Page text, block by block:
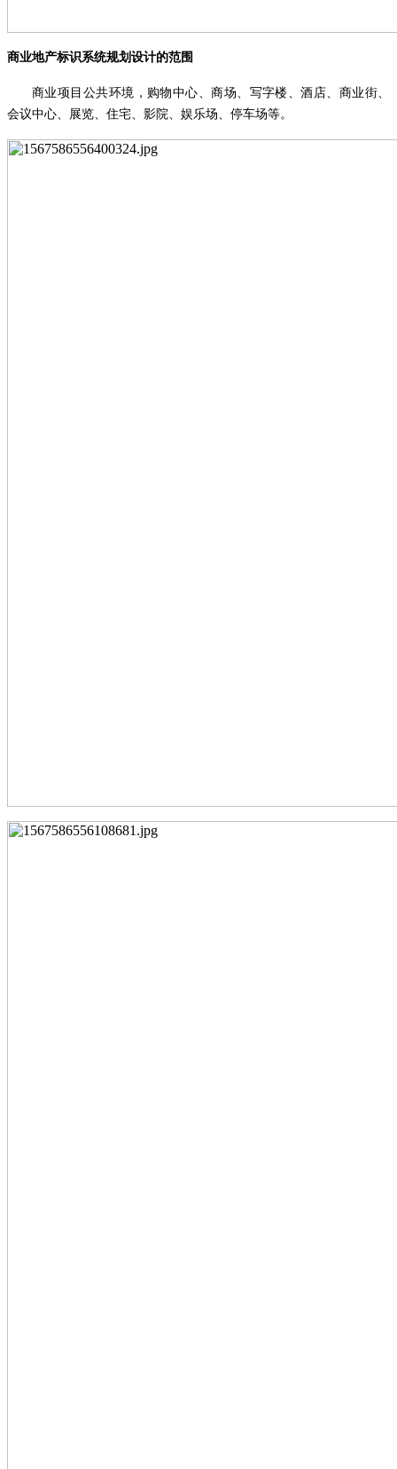
商业地产标识系统规划设计的范围
商业项目公共环境，购物中心、商场、写字楼、酒店、商业街、
会议中心、展览、住宅、影院、娱乐场、停车场等。